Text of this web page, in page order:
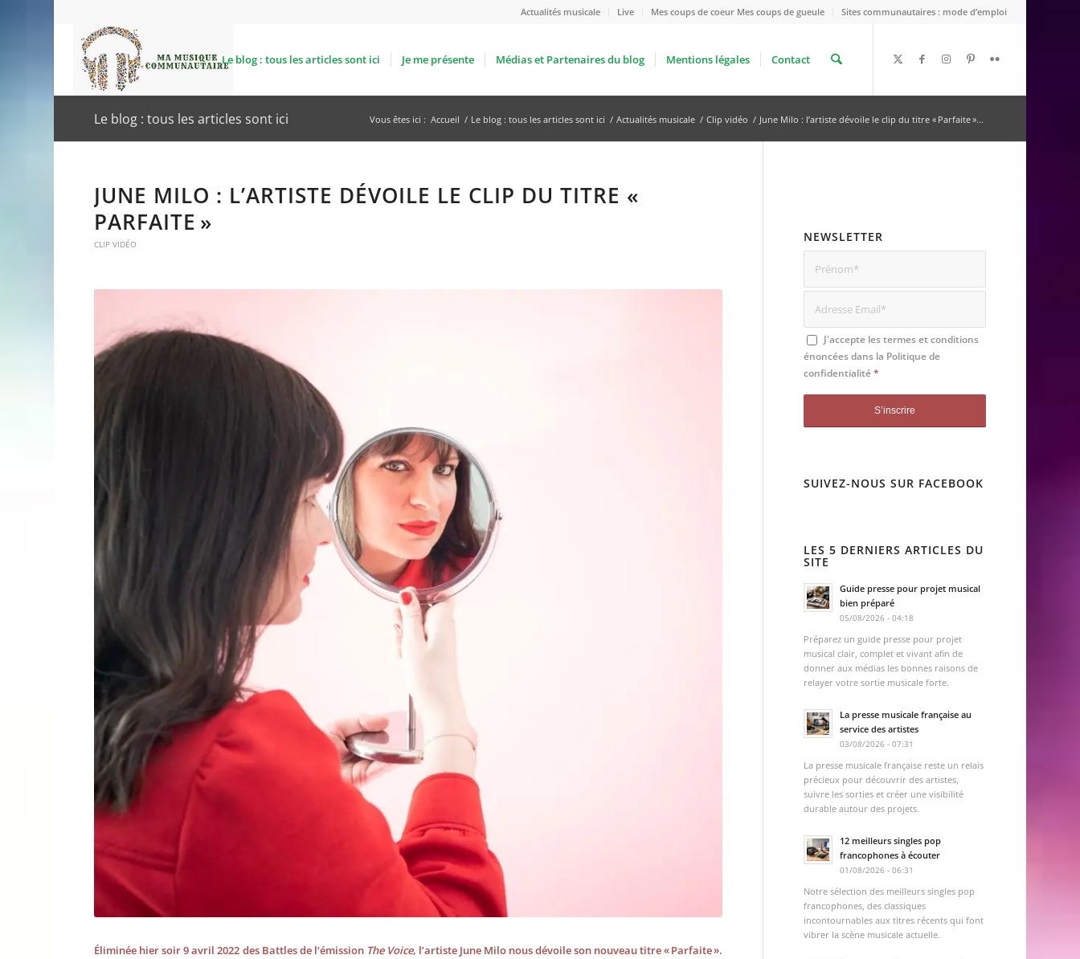
Actualités musicale Live Mes coups de coeur Mes coups de gueule Sites communautaires : mode d’emploi
Le blog : tous les articles sont ici Je me présente Médias et Partenaires du blog Mentions légales Contact
Le blog : tous les articles sont ici Vous êtes ici : Accueil / Le blog : tous les articles sont ici / Actualités musicale / Clip vidéo / June Milo : l’artiste dévoile le clip du titre « Parfaite »...
JUNE MILO : L’ARTISTE DÉVOILE LE CLIP DU TITRE «
PARFAITE »
CLIP VIDÉO
Éliminée hier soir 9 avril 2022 des Battles de l’émission The Voice, l’artiste June Milo nous dévoile son nouveau titre « Parfaite ».
NEWSLETTER
J'accepte les termes et conditions
énoncées dans la Politique de
confidentialité*
SUIVEZ-NOUS SUR FACEBOOK
LES 5 DERNIERS ARTICLES DU
SITE
Guide presse pour projet musical
bien préparé
05/08/2026 - 04:18
Préparez un guide presse pour projet
musical clair, complet et vivant afin de
donner aux médias les bonnes raisons de
relayer votre sortie musicale forte.
La presse musicale française au
service des artistes
03/08/2026 - 07:31
La presse musicale française reste un relais
précieux pour découvrir des artistes,
suivre les sorties et créer une visibilité
durable autour des projets.
12 meilleurs singles pop
francophones à écouter
01/08/2026 - 06:31
Notre sélection des meilleurs singles pop
francophones, des classiques
incontournables aux titres récents qui font
vibrer la scène musicale actuelle.